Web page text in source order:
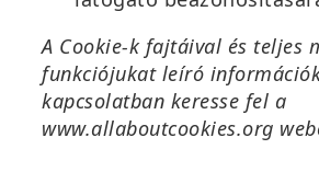
A Cookie-k fajtáival és teljes
funkciójukat leíró
kapcsolatban keresse fel a
www.allaboutcookies.org